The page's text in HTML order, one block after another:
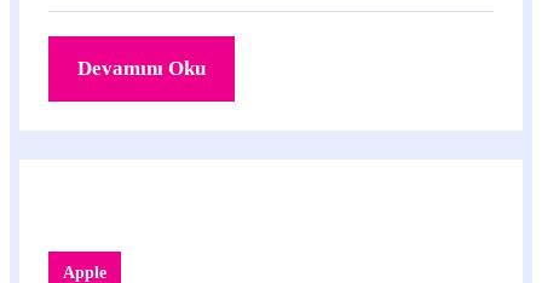
Devamını Oku
Apple